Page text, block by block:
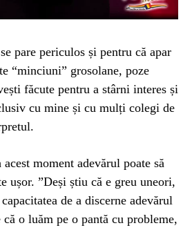
pare periculos și pentru că apar
“minciuni” grosolane, poze
făcute pentru a stârni interes și
cu mine și cu mulți colegi de
moment adevărul poate să
ușor. ”Deși știu că e greu uneori,
de a discerne adevărul
o luăm pe o pantă cu probleme,